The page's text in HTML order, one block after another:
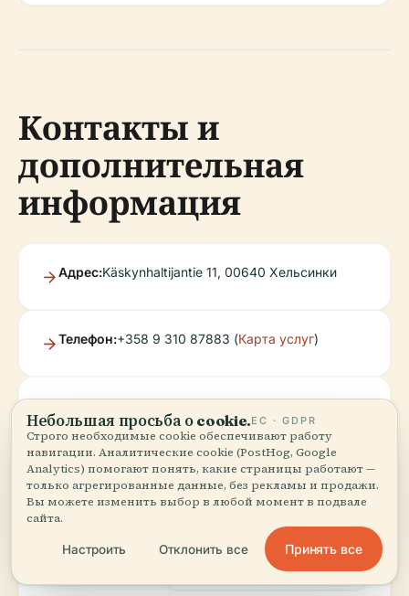
Контакты и
дополнительная
информация
Адрес:Käskynhaltijantie 11, 00640 Хельсинки
Телефон:+358 9 310 87883 (Карта услуг)
веб-сайты:
Спортивные услуги
города Хельсинки
посетителей
MyHelsinki
Небольшая просьба о cookie.ЕС · GDPR
Строго необходимые cookie обеспечивают работу
навигации. Аналитические cookie (PostHog, Google
Analytics) помогают понять, какие страницы работают —
только агрегированные данные, без рекламы и продажи.
Вы можете изменить выбор в любой момент в подвале
сайта.
Настроить Отклонить все Принять все